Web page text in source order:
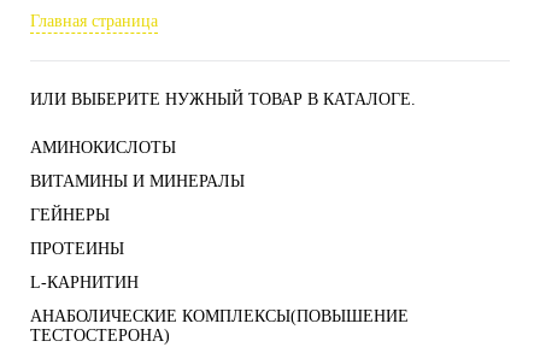
Главная страница
ИЛИ ВЫБЕРИТЕ НУЖНЫЙ ТОВАР В КАТАЛОГЕ.
АМИНОКИСЛОТЫ
ВИТАМИНЫ И МИНЕРАЛЫ
ГЕЙНЕРЫ
ПРОТЕИНЫ
L-КАРНИТИН
АНАБОЛИЧЕСКИЕ КОМПЛЕКСЫ(ПОВЫШЕНИЕ
ТЕСТОСТЕРОНА)